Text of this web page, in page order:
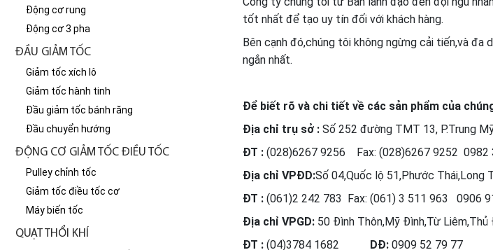
Động cơ rung
Động cơ 3 pha
ĐẦU GIẢM TỐC
Giảm tốc xích lô
Giảm tốc hành tinh
Đầu giảm tốc bánh răng
Đầu chuyển hướng
ĐỘNG CƠ GIẢM TỐC ĐIỀU TỐC
Pulley chỉnh tốc
Giảm tốc điều tốc cơ
Máy biến tốc
QUẠT THỔI KHÍ
tốt nhất để tạo uy tín đối với khách hàng.
Bên cạnh đó,chúng tôi không ngừng cải tiến,và đa
ngắn nhất.
Để biết rõ và chi tiết về các sản phẩm của
Địa chỉ trụ sở : Số 252 đường TMT 13, P.Trung
ĐT : (028)6267 9256 Fax: (028)6267 9252 0982
Địa chỉ VPĐD:Số 04,Quốc lộ 51,Phước Thái,Long
ĐT : (061)2 242 783 Fax: (061) 3 511 963 0906
Địa chỉ VPGD: 50 Đình Thôn,Mỹ Đình,Từ Liêm,Thủ
ĐT : (04)3784 1682 DĐ: 0909 52 79 77